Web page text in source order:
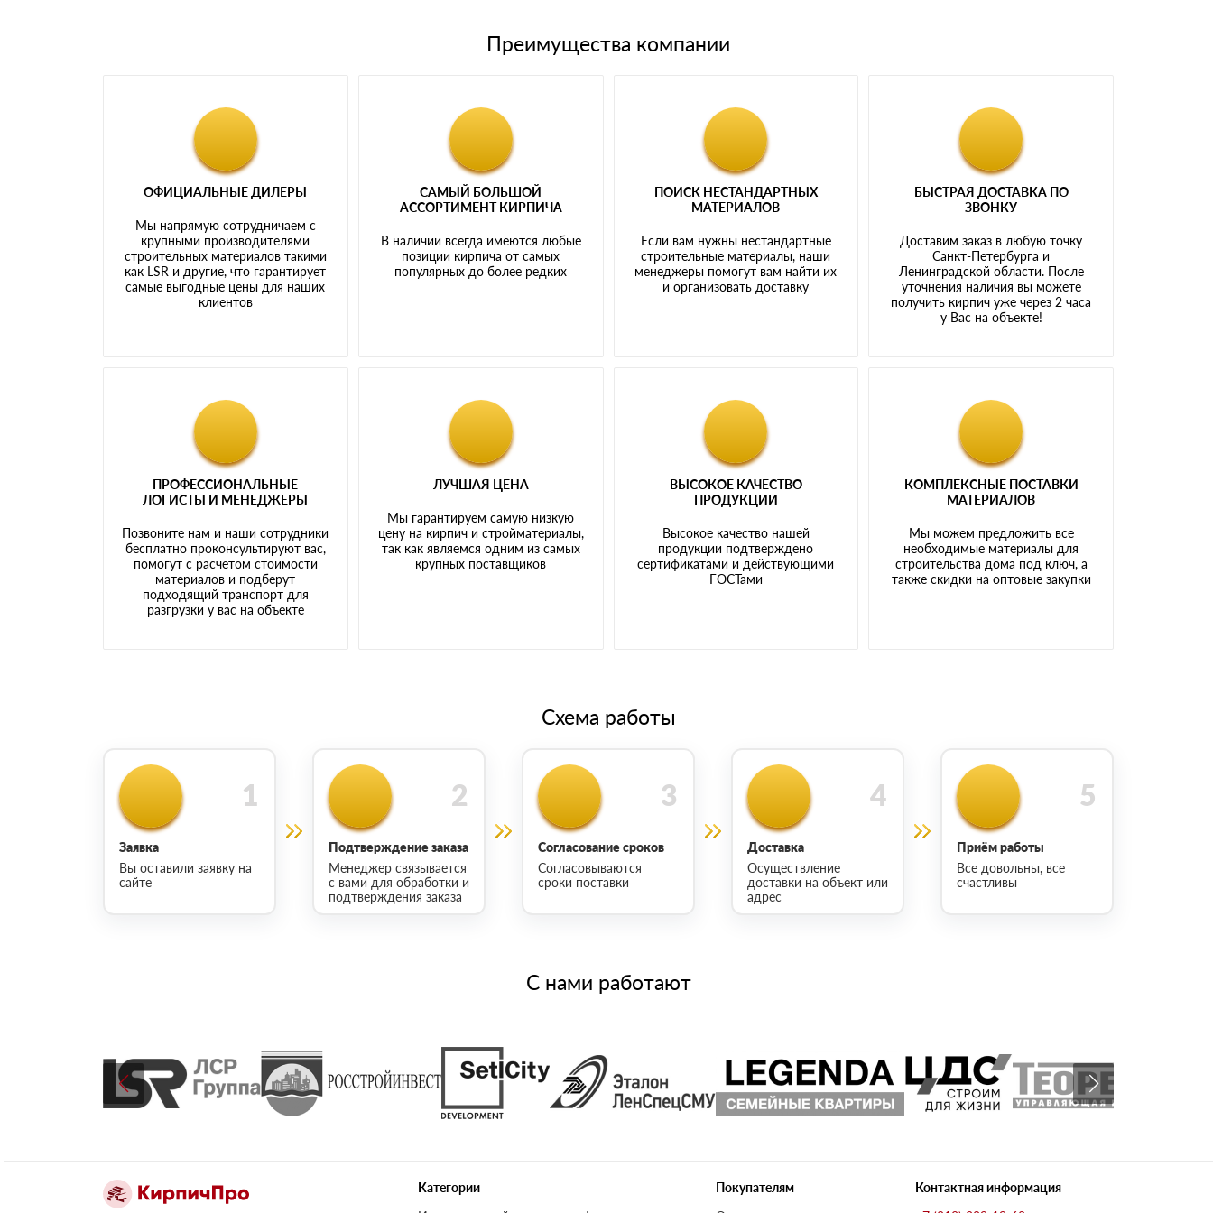
Преимущества компании
ОФИЦИАЛЬНЫЕ ДИЛЕРЫ
Мы напрямую сотрудничаем с
крупными производителями
строительных материалов такими
как LSR и другие, что гарантирует
самые выгодные цены для наших
клиентов
САМЫЙ БОЛЬШОЙ
АССОРТИМЕНТ КИРПИЧА
В наличии всегда имеются любые
позиции кирпича от самых
популярных до более редких
ПОИСК НЕСТАНДАРТНЫХ
МАТЕРИАЛОВ
Если вам нужны нестандартные
строительные материалы, наши
менеджеры помогут вам найти их
и организовать доставку
БЫСТРАЯ ДОСТАВКА ПО
ЗВОНКУ
Доставим заказ в любую точку
Санкт-Петербурга и
Ленинградской области. После
уточнения наличия вы можете
получить кирпич уже через 2 часа
у Вас на объекте!
ПРОФЕССИОНАЛЬНЫЕ
ЛОГИСТЫ И МЕНЕДЖЕРЫ
Позвоните нам и наши сотрудники
бесплатно проконсультируют вас,
помогут с расчетом стоимости
материалов и подберут
подходящий транспорт для
разгрузки у вас на объекте
ЛУЧШАЯ ЦЕНА
Мы гарантируем самую низкую
цену на кирпич и стройматериалы,
так как являемся одним из самых
крупных поставщиков
ВЫСОКОЕ КАЧЕСТВО
ПРОДУКЦИИ
Высокое качество нашей
продукции подтверждено
сертификатами и действующими
ГОСТами
КОМПЛЕКСНЫЕ ПОСТАВКИ
МАТЕРИАЛОВ
Мы можем предложить все
необходимые материалы для
строительства дома под ключ, а
также скидки на оптовые закупки
Схема работы
Заявка
Вы оставили заявку на
сайте
Подтверждение заказа
Менеджер связывается
с вами для обработки и
подтверждения заказа
Согласование сроков
Согласовываются
сроки поставки
Доставка
Осуществление
доставки на объект или
адрес
Приём работы
Все довольны, все
счастливы
С нами работают
Категории
Покупателям
Контактная информация